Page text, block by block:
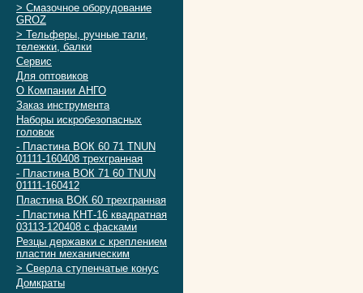
> Смазочное оборудование
GROZ
> Тельферы, ручные тали,
тележки, балки
Сервис
Для оптовиков
О Компании АНГО
Заказ инструмента
Наборы искробезопасных
головок
- Пластина ВОК 60 71 TNUN
01111-160408 трехгранная
- Пластина ВОК 71 60 TNUN
01111-160412
Пластина ВОК 60 трехгранная
- Пластина КНТ-16 квадратная
03113-120408 с фасками
Резцы державки с креплением
пластин механическим
> Сверла ступенчатые конус
Домкраты